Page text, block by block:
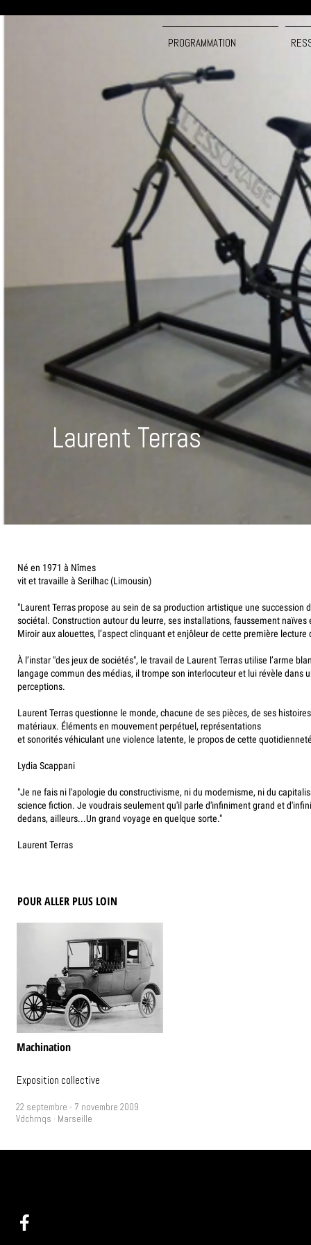
PROGRAMMATION
Laurent Terras
Né en 1971 à Nîmes
vit et travaille à Serilhac (Limousin)
"Laurent Terras propose au sein de sa production artistique une succession
sociétal. Construction autour du leurre, ses installations, faussement
Miroir aux alouettes, l’aspect clinquant et enjôleur de cette première
À l’instar "des jeux de sociétés", le travail de Laurent Terras utilise l’arme
langage commun des médias, il trompe son interlocuteur et lui révèle dans
perceptions.
Laurent Terras questionne le monde, chacune de ses pièces, de ses
matériaux. Éléments en mouvement perpétuel, représentations
et sonorités véhiculant une violence latente, le propos de cette
Lydia Scappani
"Je ne fais ni l'apologie du constructivisme, ni du modernisme, ni du
science fiction. Je voudrais seulement qu'il parle d'infiniment grand et
dedans, ailleurs...Un grand voyage en quelque sorte."
Laurent Terras
POUR ALLER PLUS LOIN
Machination
Exposition collective
22 septembre - 7 novembre 2009
Vdchrnqs · Marseille